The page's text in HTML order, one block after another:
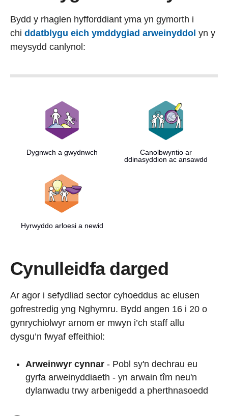
Bydd y rhaglen hyfforddiant yma yn gymorth i
chi ddatblygu eich ymddygiad arweinyddol yn y
meysydd canlynol:
Dygnwch a gwydnwch
Canolbwyntio ar
ddinasyddion ac ansawdd
Hyrwyddo arloesi a newid
Cynulleidfa darged
Ar agor i sefydliad sector cyhoeddus ac elusen
gofrestredig yng Nghymru. Bydd angen 16 i 20 o
gynrychiolwyr arnom er mwyn i’ch staff allu
dysgu’n fwyaf effeithiol:
Arweinwyr cynnar - Pobl sy'n dechrau eu
gyrfa arweinyddiaeth - yn arwain tîm neu'n
dylanwadu trwy arbenigedd a pherthnasoedd